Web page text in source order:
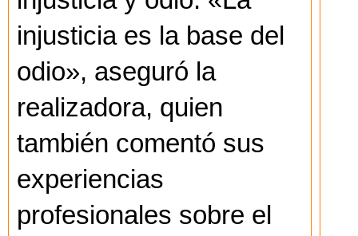
injusticia es la base del
odio», aseguró la
realizadora, quien
también comentó sus
experiencias
profesionales sobre el